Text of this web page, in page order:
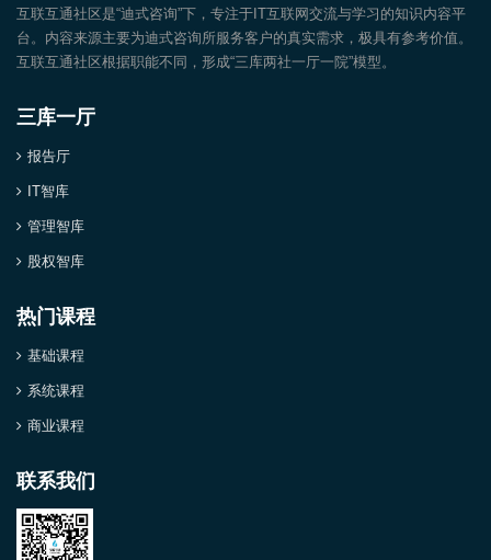
互联互通社区是“迪式咨询”下，专注于IT互联网交流与学习的知识内容平
台。内容来源主要为迪式咨询所服务客户的真实需求，极具有参考价值。
互联互通社区根据职能不同，形成“三库两社一厅一院”模型。
三库一厅
报告厅
IT智库
管理智库
股权智库
热门课程
基础课程
系统课程
商业课程
联系我们